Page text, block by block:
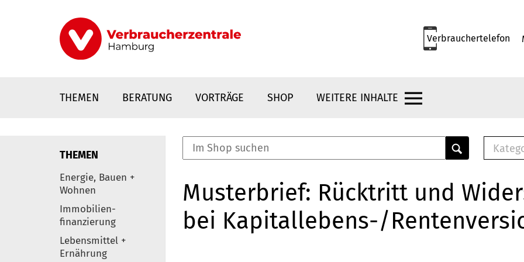
Verbrauchertelefon
THEMEN BERATUNG VORTRÄGE SHOP WEITERE INHALTE
Elemente
THEMEN
Energie, Bauen +
Wohnen
Immobilien-
finanzierung
Lebensmittel +
Ernährung
E-
Musterbrief: Rücktritt und
bei Kapitallebens-/